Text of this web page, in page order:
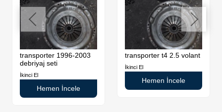
transporter 1996-2003
debriyaj seti
İkinci El
Hemen İncele
transporter t4 2.5 volant
İkinci El
Hemen İncele